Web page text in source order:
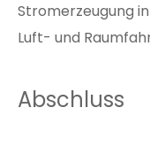
Stromerzeugung
Luft- und
Abschluss